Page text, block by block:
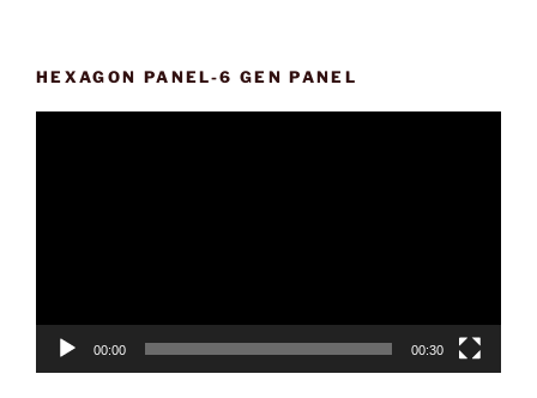
HEXAGON PANEL-6 GEN PANEL
00:00 00:30